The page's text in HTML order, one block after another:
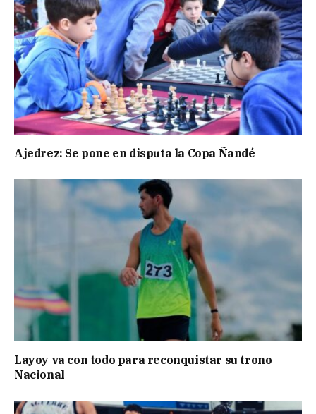
Ajedrez: Se pone en disputa la Copa Ñandé
Layoy va con todo para reconquistar su trono
Nacional